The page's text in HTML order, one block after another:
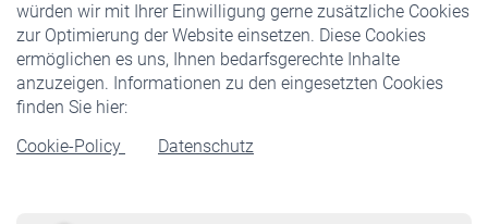
würden wir mit Ihrer Einwilligung gerne zusätzliche Cookies
zur Optimierung der Website einsetzen. Diese Cookies
ermöglichen es uns, Ihnen bedarfsgerechte Inhalte
anzuzeigen. Informationen zu den eingesetzten Cookies
finden Sie hier:
Cookie-Policy
Datenschutz
Veranstaltungen
Rentner
Rentenbeginn
Rente beantragen